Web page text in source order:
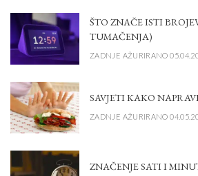
ŠTO ZNAČE ISTI
TUMAČENJA)
ZADNJE AŽURIRANO
SAVJETI KAKO
ZADNJE AŽURIRANO
ZNAČENJE SATI I